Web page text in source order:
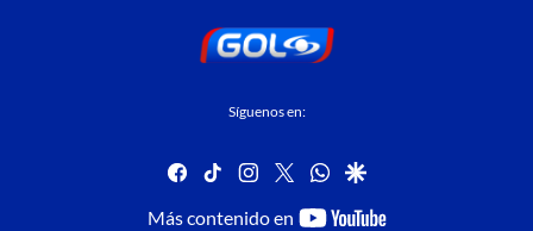
Síguenos en:
facebook
tiktok instagram
twitterwhatsapp
google
Más contenido en
youtube-